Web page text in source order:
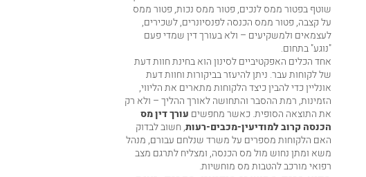
שוטף בפטור ממס לנכים, פטור ממס נכות, פטור ממס
על קצבה, פטור ממס הכנסה לפנסיונרים, לשכירים,
לעצמאים ולמשקיעים – ולא בעורך דין שמדי פעם
"נוגע" בתחום.
אחד הכלים האפקטיביים לסינון הוא בחינת חוות דעת
של לקוחות עבר. ניתן להיעזר בביקורות וחוות דעת
אונלייןכדי להבין כיצד הלקוחות מתארים את הליווי,
הזמינות, רמת ההסבר והתחושה לאורך ההליך – ולא רק
את התוצאה הסופית. כאשר מחפשים עורך דין מס
הכנסה קרוב למודיעין-מכבים-רעות, חשוב לבדוק
האם הלקוחות מספרים על משרד שנלחם עבורם, מנהל
משא ומתן נחוש מול מס הכנסה, ומצליח לתרגם מצב
רפואי מורכב להטבות מס מוחשיות.